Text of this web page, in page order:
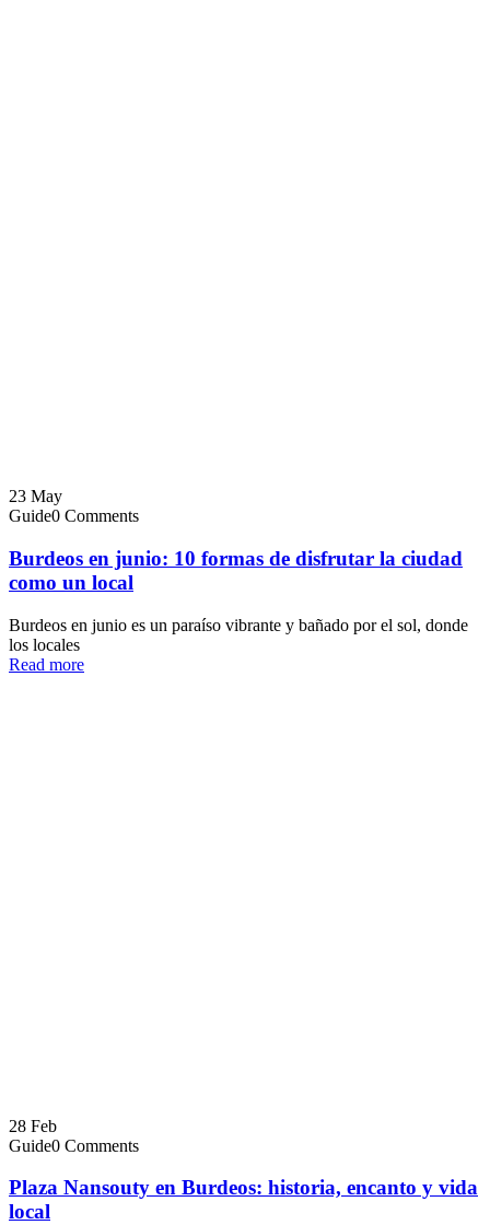
23 May
Guide0 Comments
Burdeos en junio: 10 formas de disfrutar la ciudad
como un local
Burdeos en junio es un paraíso vibrante y bañado por el sol, donde
los locales
Read more
28 Feb
Guide0 Comments
Plaza Nansouty en Burdeos: historia, encanto y vida
local